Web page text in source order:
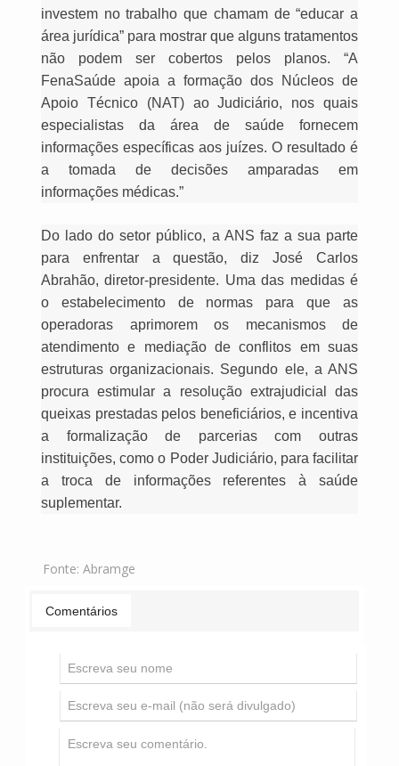
investem no trabalho que chamam de “educar a
área jurídica” para mostrar que alguns tratamentos
não podem ser cobertos pelos planos. “A
FenaSaúde apoia a formação dos Núcleos de
Apoio Técnico (NAT) ao Judiciário, nos quais
especialistas da área de saúde fornecem
informações específicas aos juízes. O resultado é
a tomada de decisões amparadas em
informações médicas.”
Do lado do setor público, a ANS faz a sua parte
para enfrentar a questão, diz José Carlos
Abrahão, diretor-presidente. Uma das medidas é
o estabelecimento de normas para que as
operadoras aprimorem os mecanismos de
atendimento e mediação de conflitos em suas
estruturas organizacionais. Segundo ele, a ANS
procura estimular a resolução extrajudicial das
queixas prestadas pelos beneficiários, e incentiva
a formalização de parcerias com outras
instituições, como o Poder Judiciário, para facilitar
a troca de informações referentes à saúde
suplementar.
Fonte: Abramge
Comentários